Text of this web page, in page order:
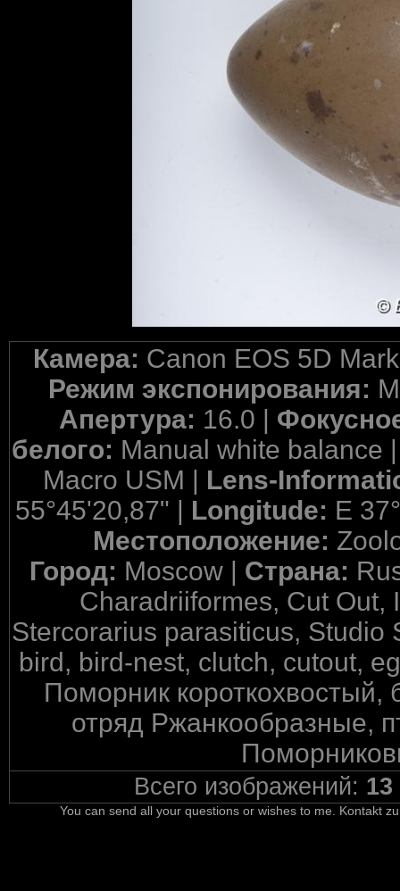
Камера: Canon EOS 5D
Режим экспонирования:
Апертура: 16.0 |
белого: Manual white balance
Macro USM | Lens-
55°45'20,87" | Longitude: E
Местоположение:
Город: Moscow | Страна:
Charadriiformes, Cut Out,
Stercorarius parasiticus, Studio
bird, bird-nest, clutch, cutout,
Поморник
отряд Ржанкообразные,
Всего изображений: 13
You can send all your questions or wishes to me. Kontakt